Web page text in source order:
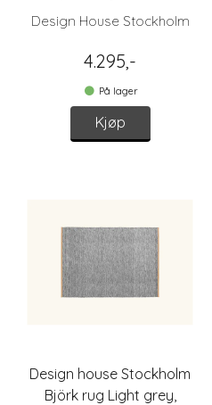
Design House Stockholm
4.295,-
På lager
Kjøp
Design house Stockholm
Björk rug Light grey,